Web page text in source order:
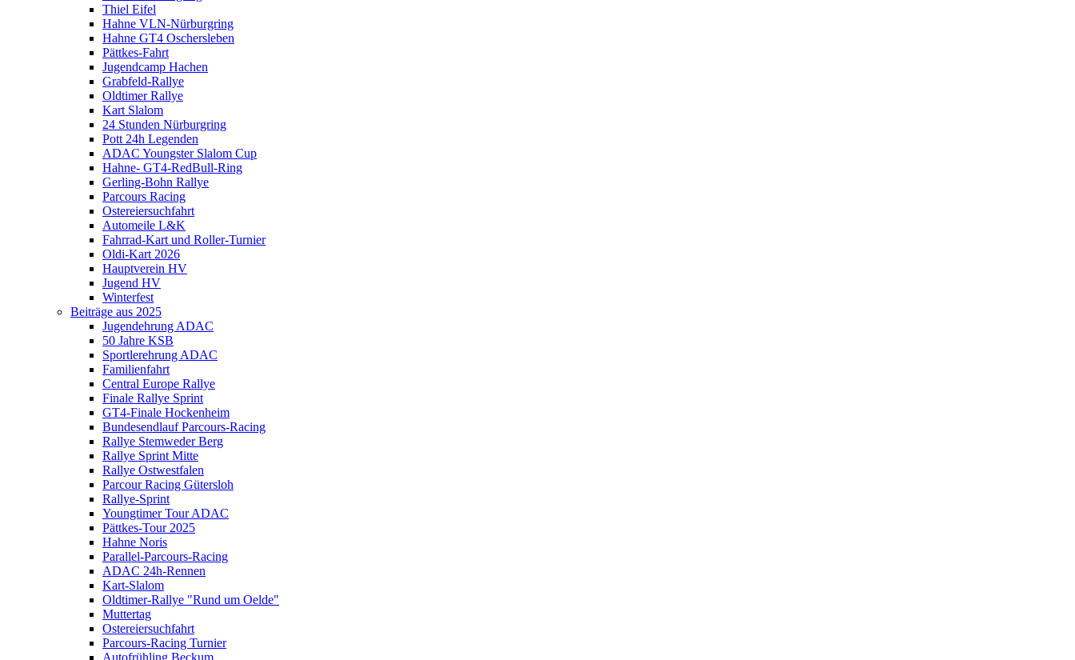
Thiel Eifel
Hahne VLN-Nürburgring
Hahne GT4 Oschersleben
Pättkes-Fahrt
Jugendcamp Hachen
Grabfeld-Rallye
Oldtimer Rallye
Kart Slalom
24 Stunden Nürburgring
Pott 24h Legenden
ADAC Youngster Slalom Cup
Hahne- GT4-RedBull-Ring
Gerling-Bohn Rallye
Parcours Racing
Ostereiersuchfahrt
Automeile L&K
Fahrrad-Kart und Roller-Turnier
Oldi-Kart 2026
Hauptverein HV
Jugend HV
Winterfest
Beiträge aus 2025
Jugendehrung ADAC
50 Jahre KSB
Sportlerehrung ADAC
Familienfahrt
Central Europe Rallye
Finale Rallye Sprint
GT4-Finale Hockenheim
Bundesendlauf Parcours-Racing
Rallye Stemweder Berg
Rallye Sprint Mitte
Rallye Ostwestfalen
Parcour Racing Gütersloh
Rallye-Sprint
Youngtimer Tour ADAC
Pättkes-Tour 2025
Hahne Noris
Parallel-Parcours-Racing
ADAC 24h-Rennen
Kart-Slalom
Oldtimer-Rallye "Rund um Oelde"
Muttertag
Ostereiersuchfahrt
Parcours-Racing Turnier
Autofrühling Beckum